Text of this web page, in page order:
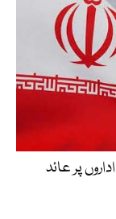
پر عائد